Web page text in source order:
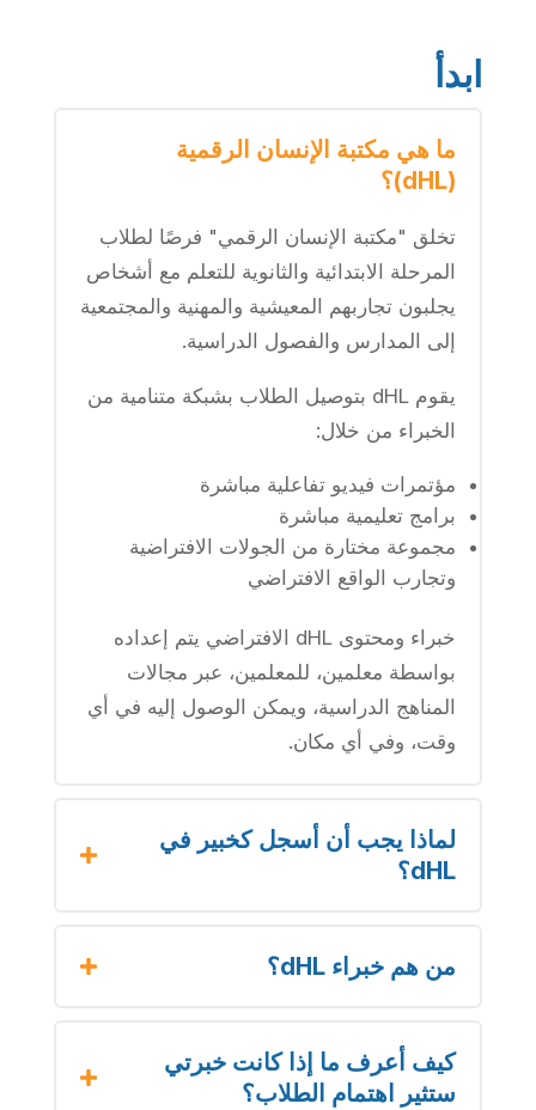
ابدأ
ما هي مكتبة الإنسان الرقمية
(dHL)؟
تخلق "مكتبة الإنسان الرقمي" فرصًا لطلاب
المرحلة الابتدائية والثانوية للتعلم مع أشخاص
يجلبون تجاربهم المعيشية والمهنية والمجتمعية
إلى المدارس والفصول الدراسية.
يقوم dHL بتوصيل الطلاب بشبكة متنامية من
الخبراء من خلال:
مؤتمرات فيديو تفاعلية مباشرة
برامج تعليمية مباشرة
مجموعة مختارة من الجولات الافتراضية
وتجارب الواقع الافتراضي
خبراء ومحتوى dHL الافتراضي يتم إعداده
بواسطة معلمين، للمعلمين، عبر مجالات
المناهج الدراسية، ويمكن الوصول إليه في أي
وقت، وفي أي مكان.
لماذا يجب أن أسجل كخبير في
dHL؟
من هم خبراء dHL؟
كيف أعرف ما إذا كانت خبرتي
ستثير اهتمام الطلاب؟